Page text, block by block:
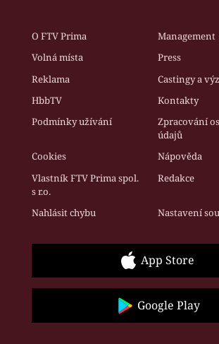
O FTV Prima
Management
Volná místa
Press
Reklama
Castingy a
HbbTV
Kontakty
Podmínky užívání
Zpracování
údajů
Cookies
Nápověda
Vlastník FTV Prima spol.
s r.o.
Redakce
Nahlásit chybu Nastavení
App Store
Google Play